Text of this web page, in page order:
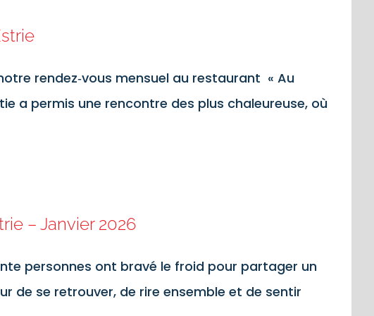
rendez‑vous mensuel au restaurant « Au
a permis une rencontre des plus chaleureuse, où
– Janvier 2026
personnes ont bravé le froid pour partager un
de se retrouver, de rire ensemble et de sentir